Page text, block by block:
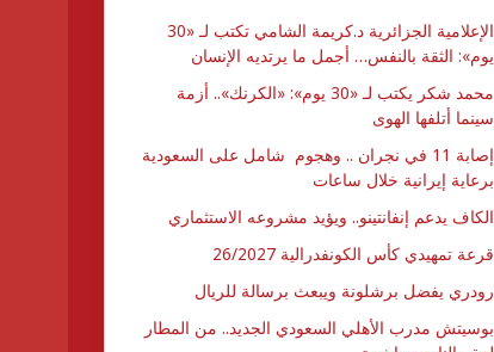
الإعلامية الجزائرية د.كريمة الشامي تكتب لـ «30
يوم»: الثقة بالنفس… أجمل ما يرتديه الإنسان
محمد شكر يكتب لـ «30 يوم»: «الكرنك».. أزمة
سينما أتلفها الهوى
إصابة 11 في نجران .. وهجوم شامل على السعودية
برعاية إيرانية خلال ساعات
الكاف يدعم إنفانتينو.. ويؤيد مشروعه الاستثماري
قرعة تمهيدي كأس الكونفدرالية 26/2027
رودري يفضل برشلونة ويبعث برسالة للريال
بوسيتش مدرب الأهلي السعودي الجديد.. من المطار